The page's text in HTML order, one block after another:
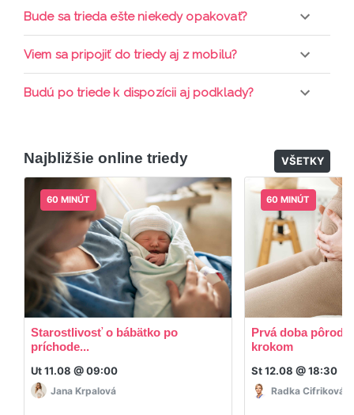
prihlásiť do triedy.
Každá trieda sa nahráva a je k dispozícií po dobu 7
Bude sa trieda ešte niekedy opakovať?
Triedy sa priebežne opakujú, stačí sledovať ponuku
Viem sa pripojiť do triedy aj z mobilu?
Áno, pripojenie do triedy je možné aj cez mobil,
Budú po triede k dispozícii aj podklady?
dispozícií.
Najbližšie online triedy VŠETKY
60 MINÚT
Starostlivosť o bábätko po
príchode...
Ut 11.08 @ 09:00
Jana Krpalová
60 MINÚT
Prvá doba
krokom
St 12.08 @ 18:30
Radka Cifriková